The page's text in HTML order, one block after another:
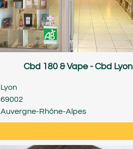
Cbd 180 & Vape - Cbd Lyon
Lyon
69002
Auvergne-Rhône-Alpes